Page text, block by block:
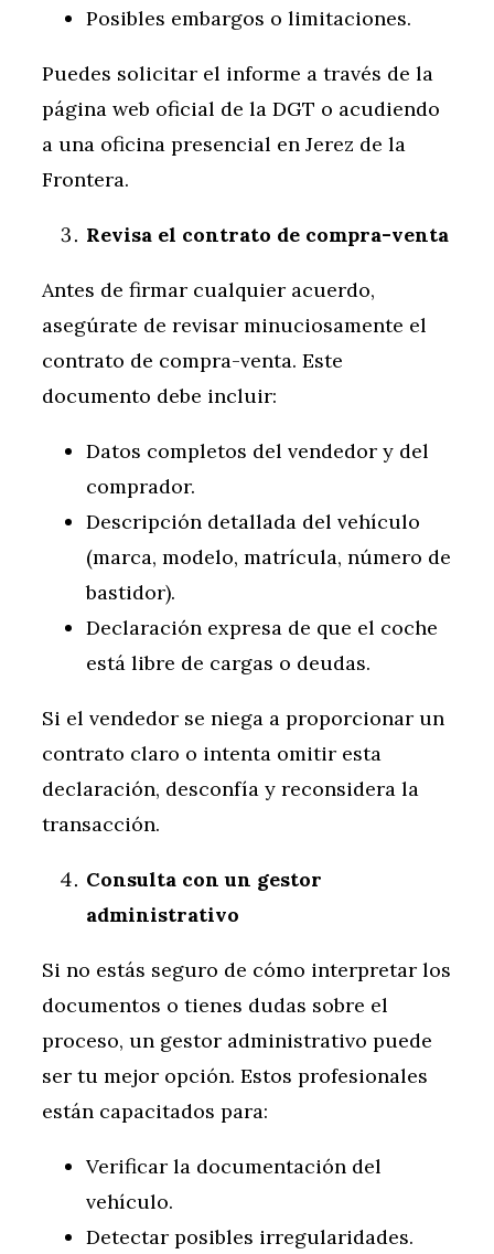
Posibles embargos o limitaciones.
Puedes solicitar el informe a través de la
página web oficial de la DGT o acudiendo
a una oficina presencial en Jerez de la
Frontera.
Revisa el contrato de compra-venta
Antes de firmar cualquier acuerdo,
asegúrate de revisar minuciosamente el
contrato de compra-venta. Este
documento debe incluir:
Datos completos del vendedor y del
comprador.
Descripción detallada del vehículo
(marca, modelo, matrícula, número de
bastidor).
Declaración expresa de que el coche
está libre de cargas o deudas.
Si el vendedor se niega a proporcionar un
contrato claro o intenta omitir esta
declaración, desconfía y reconsidera la
transacción.
Consulta con un gestor
administrativo
Si no estás seguro de cómo interpretar los
documentos o tienes dudas sobre el
proceso, un gestor administrativo puede
ser tu mejor opción. Estos profesionales
están capacitados para:
Verificar la documentación del
vehículo.
Detectar posibles irregularidades.